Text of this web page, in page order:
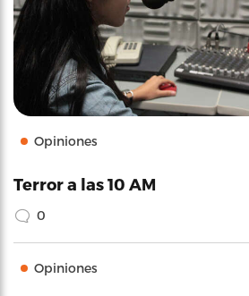
Opiniones
Terror a las 10 AM
0
Opiniones